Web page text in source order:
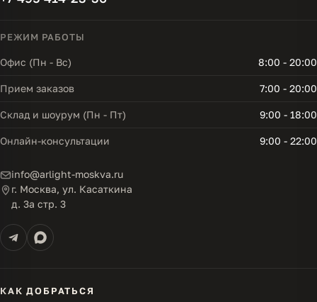
РЕЖИМ РАБОТЫ
Офис (Пн - Вс) 8:00 - 20:00
Прием заказов 7:00 - 20:00
Склад и шоурум (Пн - Пт) 9:00 - 18:00
Онлайн-консультации 9:00 - 22:00
info@arlight-moskva.ru
г. Москва, ул. Касаткина
д. 3а стр. 3
КАК ДОБРАТЬСЯ